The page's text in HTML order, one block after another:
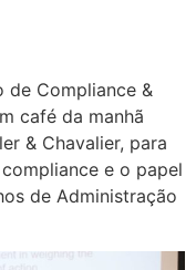
de Compliance &
café da manhã
& Chavalier, para
e o papel
de Administração